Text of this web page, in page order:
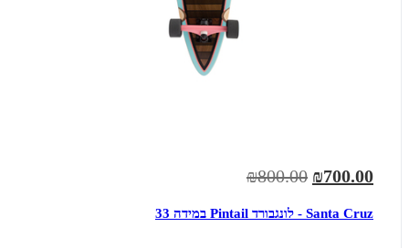
₪700.00
₪800.00
Santa Cruz - לונגבורד Pintail במידה 33